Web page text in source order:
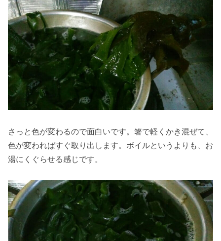
さっと色が変わるので面白いです。箸で軽くかき混ぜて、
色が変わればすぐ取り出します。ボイルというよりも、お
湯にくぐらせる感じです。